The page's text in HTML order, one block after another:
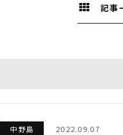
記事
中野島 2022.09.07